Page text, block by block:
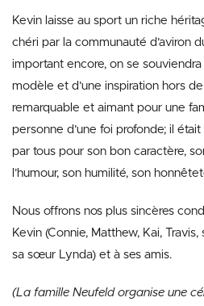
Kevin laisse au sport un riche
chéri par la communauté d’aviron
important encore, on se
modèle et d’une inspiration hors de
remarquable et aimant pour une
personne d’une foi profonde; il
par tous pour son bon caractère,
l’humour, son humilité, son
Nous offrons nos plus sincères
Kevin (Connie, Matthew, Kai,
sa sœur Lynda) et à ses amis.
(La famille Neufeld organise une